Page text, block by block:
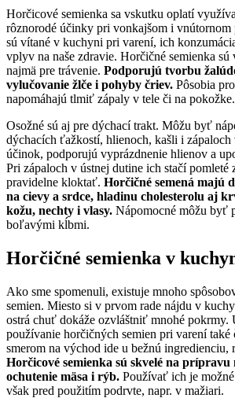
Horčicové semienka sa vskutku oplatí
rôznorodé účinky pri vonkajšom i
sú vítané v kuchyni pri varení, ich
vplyv na naše zdravie. Horčičné semienka sú
najmä pre trávenie. Podporujú tvorbu
vylučovanie žlče i pohyby čriev. Pôsobia
napomáhajú tlmiť zápaly v tele či na pokožke.
Osožné sú aj pre dýchací trakt. Môžu byť
dýchacích ťažkostí, hlienoch, kašli i
účinok, podporujú vyprázdnenie hlienov a
Pri zápaloch v ústnej dutine ich stačí pomleté
pravidelne kloktať. Horčičné semená majú
na cievy a srdce, hladinu cholesterolu aj
kožu, nechty i vlasy. Nápomocné môžu byť
boľavými kĺbmi.
Horčičné semienka v
Ako sme spomenuli, existuje mnoho
semien. Miesto si v prvom rade nájdu v
ostrá chuť dokáže ozvláštniť mnohé pokrmy.
používanie horčičných semien pri varení také
smerom na východ ide u bežnú ingredienciu,
Horčicové semienka sú skvelé na
ochutenie mäsa i rýb. Používať ich je
však pred použitím podrvte, napr. v mažiari.